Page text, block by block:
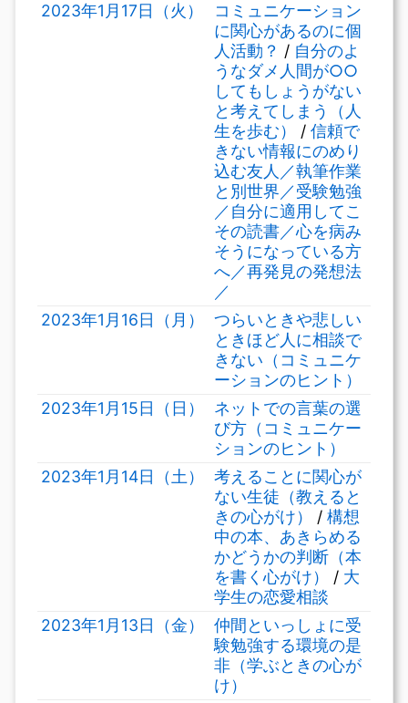
2023年1月17日（火）
コミュニケーション
に関心があるのに個
人活動？ / 自分のよ
うなダメ人間が○○
してもしょうがない
と考えてしまう（人
生を歩む）
/ 信頼で
きない情報にのめり
込む友人／執筆作業
と別世界／受験勉強
／自分に適用してこ
その読書／心を病み
そうになっている方
へ／再発見の発想法
／
2023年1月16日（月）
つらいときや悲しい
ときほど人に相談で
きない（コミュニケ
ーションのヒント）
2023年1月15日（日）
ネットでの言葉の選
び方（コミュニケー
ションのヒント）
2023年1月14日（土）
考えることに関心が
ない生徒（教えると
きの心がけ）
/ 構想
中の本、あきらめる
かどうかの判断（本
を書く心がけ）
/ 大
学生の恋愛相談
2023年1月13日（金）
仲間といっしょに受
験勉強する環境の是
非（学ぶときの心が
け）